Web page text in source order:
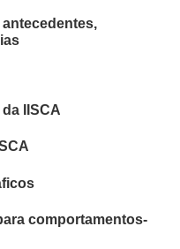
antecedentes,
IISCA
comportamentos-